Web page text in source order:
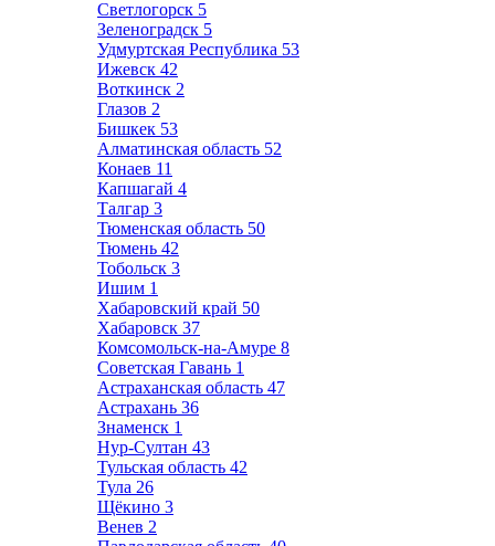
Светлогорск 5
Зеленоградск 5
Удмуртская Республика 53
Ижевск 42
Воткинск 2
Глазов 2
Бишкек 53
Алматинская область 52
Конаев 11
Капшагай 4
Талгар 3
Тюменская область 50
Тюмень 42
Тобольск 3
Ишим 1
Хабаровский край 50
Хабаровск 37
Комсомольск-на-Амуре 8
Советская Гавань 1
Астраханская область 47
Астрахань 36
Знаменск 1
Нур-Султан 43
Тульская область 42
Тула 26
Щёкино 3
Венев 2